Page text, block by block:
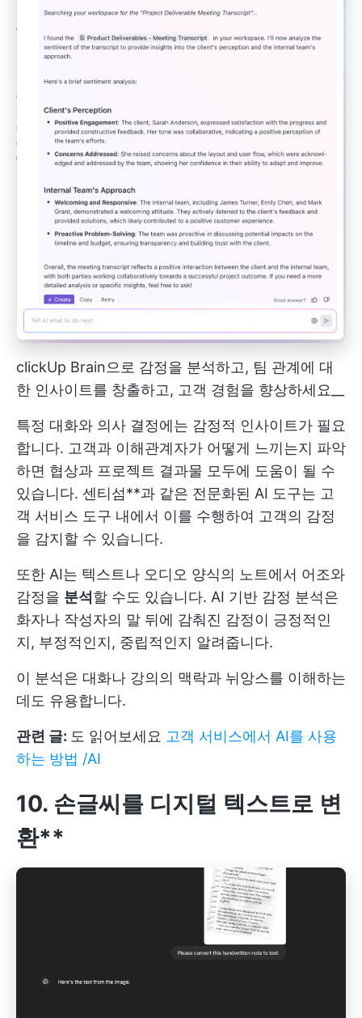
clickUp Brain으로 감정을 분석하고, 팀 관계에 대
한 인사이트를 창출하고, 고객 경험을 향상하세요__
특정 대화와 의사 결정에는 감정적 인사이트가 필요
합니다. 고객과 이해관계자가 어떻게 느끼는지 파악
하면 협상과 프로젝트 결과물 모두에 도움이 될 수
있습니다. 센티섬**과 같은 전문화된 AI 도구는 고
객 서비스 도구 내에서 이를 수행하여 고객의 감정
을 감지할 수 있습니다.
또한 AI는 텍스트나 오디오 양식의 노트에서 어조와
감정을 분석할 수도 있습니다. AI 기반 감정 분석은
화자나 작성자의 말 뒤에 감춰진 감정이 긍정적인
지, 부정적인지, 중립적인지 알려줍니다.
이 분석은 대화나 강의의 맥락과 뉘앙스를 이해하는
데도 유용합니다.
관련 글: 도 읽어보세요 고객 서비스에서 AI를 사용
하는 방법 /AI
10. 손글씨를 디지털 텍스트로 변
환**